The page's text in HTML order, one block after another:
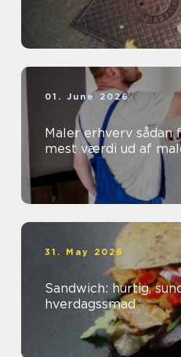
01. June 2026
Maler erhverv sådan får virksomheder
mest værdi ud af
31. May 2026
Sandwich: hurtig,
hverdagssmad